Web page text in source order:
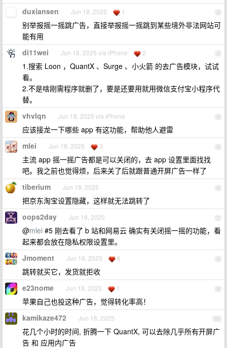
2
duxiansen Jun 18, 2025 1
别举报摇一摇跳广告，直接举报摇一摇跳到某些境外非法网站可
能有用
3
di11wei Jun 18, 2025 via iPhone 2
1.搜索 Loon ，QuantX 、Surge 、小火箭 的去广告模块，试试
看。
2.不是啥刚需程序就删了，要是还要用就用微信支付宝小程序代
替。
4
vhvlqn Jun 18, 2025 via iPhone
应该接龙一下哪些 app 有这功能，帮助他人避雷
5
mlei Jun 18, 2025 3
主流 app 摇一摇广告都是可以关闭的，去 app 设置里面找找
吧。我之前也觉得烦，后来关了后就跟普通开屏广告一样了
6
tiberium Jun 18, 2025
把京东淘宝设置隐藏，这样就无法跳转了
7
oops2day Jun 18, 2025
@mlei #5 刚去看了 b 站和网易云 确实有关闭摇一摇的功能，看
起来都会放在隐私权限设置里。
8
Jmoment Jun 18, 2025 6
跳转就买它，发货就拒收
9
e23nome Jun 18, 2025 1
苹果自己也投这种广告，觉得转化率高！
10
kamikaze472 Jun 18, 2025
花几个小时的时间, 折腾一下 QuantX, 可以去除几乎所有开屏广
告 和 应用内广告